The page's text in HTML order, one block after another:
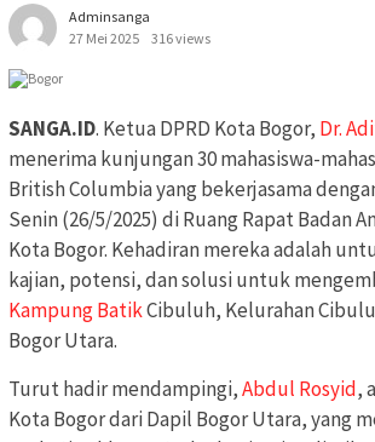
Adminsanga
27 Mei 2025
316 views
SANGA.ID. Ketua DPRD Kota Bogor, Dr.
menerima kunjungan 30 mahasiswa-
British Columbia yang bekerjasama
Senin (26/5/2025) di Ruang Rapat Badan
Kota Bogor. Kehadiran mereka adalah
kajian, potensi, dan solusi untuk
Kampung BatikCibuluh, Kelurahan
Bogor Utara.
Turut hadir mendampingi,Abdul Rosyid,
Kota Bogor dari Dapil Bogor Utara, yang